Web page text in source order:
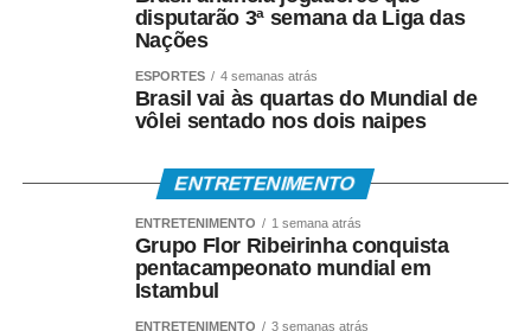
disputarão 3ª semana da Liga das
Nações
ESPORTES 4 semanas atrás
Brasil vai às quartas do Mundial de
vôlei sentado nos dois naipes
ENTRETENIMENTO
ENTRETENIMENTO 1 semana atrás
Grupo Flor Ribeirinha conquista
pentacampeonato mundial em
Istambul
ENTRETENIMENTO 3 semanas atrás